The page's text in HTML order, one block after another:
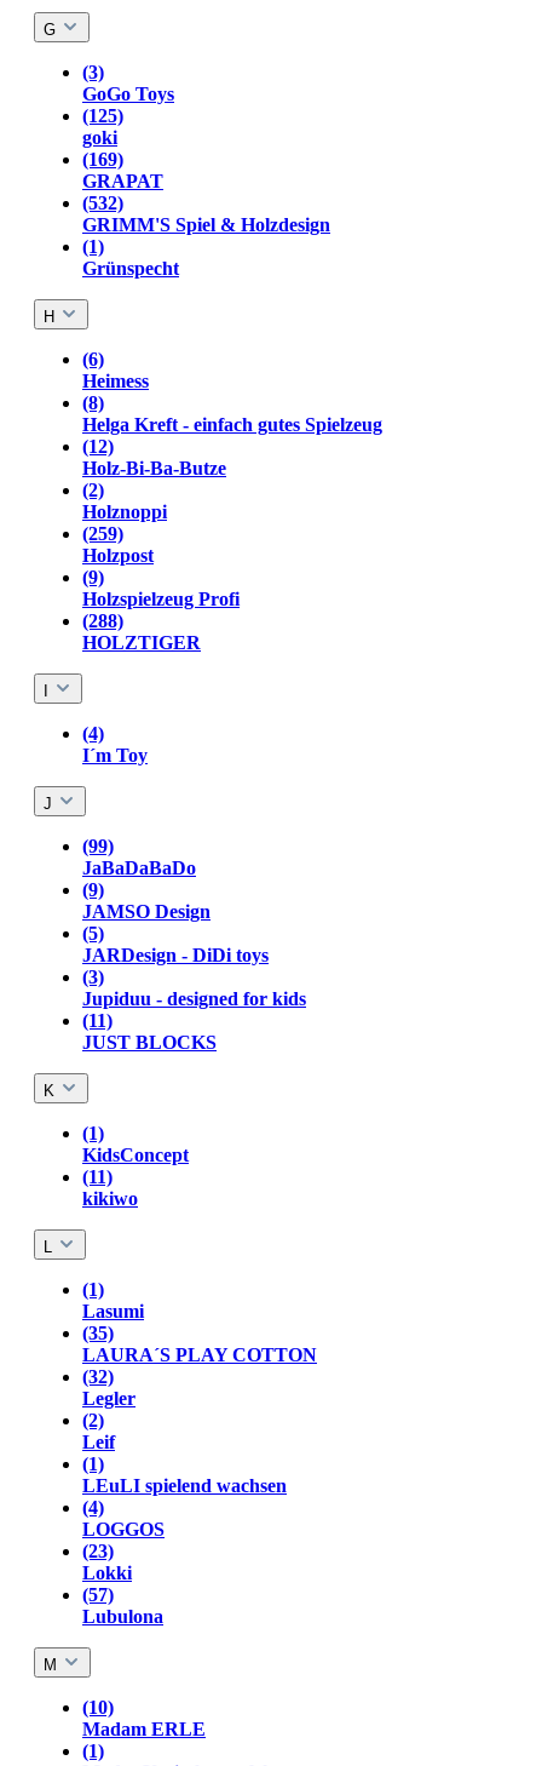
G
(3)
GoGo Toys
(125)
goki
(169)
GRAPAT
(532)
GRIMM'S Spiel & Holzdesign
(1)
Grünspecht
H
(6)
Heimess
(8)
Helga Kreft - einfach gutes Spielzeug
(12)
Holz-Bi-Ba-Butze
(2)
Holznoppi
(259)
Holzpost
(9)
Holzspielzeug Profi
(288)
HOLZTIGER
(4)
I´m Toy
J
(99)
JaBaDaBaDo
(9)
JAMSO Design
(5)
JARDesign - DiDi toys
(3)
Jupiduu - designed for kids
(11)
JUST BLOCKS
K
(1)
KidsConcept
(11)
kikiwo
(1)
Lasumi
(35)
LAURA´S PLAY COTTON
(32)
Legler
(2)
Leif
(1)
LEuLI spielend wachsen
(4)
LOGGOS
(23)
Lokki
(57)
Lubulona
M
(10)
Madam ERLE
(1)